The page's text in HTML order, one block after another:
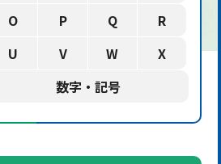
O P Q
R
U V W
X
数字・記号